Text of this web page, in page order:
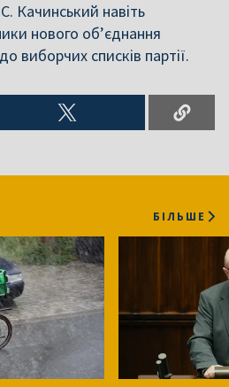
Качинський навіть
нового об’єднання
виборчих списків партії.
БІЛЬШЕ